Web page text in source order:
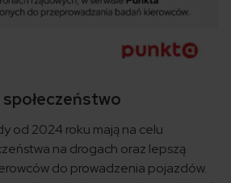
społeczeństwo
od 2024 roku mają na celu
na drogach oraz lepszą
do prowadzenia pojazdów.